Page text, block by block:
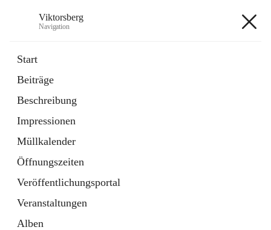
Viktorsberg
Navigation
Start
Beiträge
Beschreibung
Impressionen
Müllkalender
Öffnungszeiten
Veröffentlichungsportal
Veranstaltungen
Alben
1 Schnellzugriff
Bürgerservice
10 Schnellzugriffe